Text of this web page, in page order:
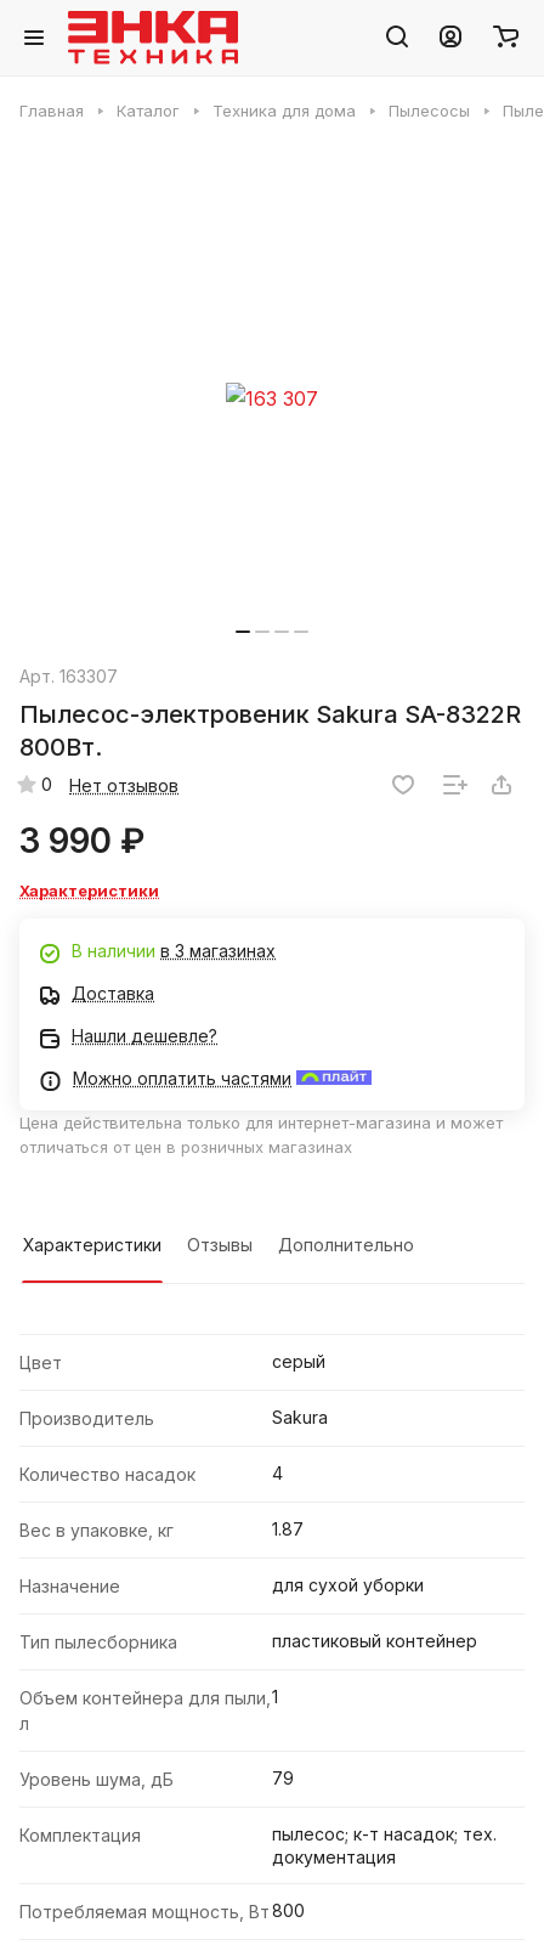
Главная Каталог Техника для дома Пылесосы
Арт. 163307
Пылесос-электровеник Sakura SA-8322R
800Вт.
0 Нет отзывов
3 990 ₽
Характеристики
В наличии в 3 магазинах
Доставка
Нашли дешевле?
Можно оплатить частями
Цена действительна только для интернет-магазина и может
отличаться от цен в розничных магазинах
Характеристики Отзывы Дополнительно
Цвет серый
Производитель Sakura
Количество насадок 4
Вес в упаковке, кг 1.87
Назначение для сухой уборки
Тип пылесборника пластиковый контейнер
Объем контейнера для пыли,
л
1
Уровень шума, дБ 79
Комплектация
пылесос; к-т насадок; тех.
документация
Потребляемая мощность, Вт800